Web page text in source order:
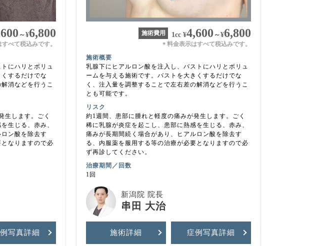
～¥6,800
べて税込みです。
にハリとボリュ
するだけでな
消などを行うこ
生します。ごく
生じる、赤み、
ン酸を除去す
なりますので必
写真詳細
施術費用 1cc ¥4,600 ～¥6,800
＊ 料金表示はすべて税込みです。
施術概要
乳腺下にヒアルロン酸を注入し、バストにハリとボリュ
ームを与える施術です。バストを大きくするだけでな
く、注入量を調整することで左右差の解消などを行うこ
とも可能です。
リスク
約1週間、患部に腫れと軽度の痛みが発生します。ごく
稀に乳腺が炎症を起こし、患部に熱感を生じる、赤み、
痛みが長期間続く場合があり、ヒアルロン酸を除去す
る、内服薬を服用する等の治療が必要となりますので必
ず再診してください。
治療期間／回数
1回
新潟院 院長
串田 大治
施術詳細 症例写真詳細